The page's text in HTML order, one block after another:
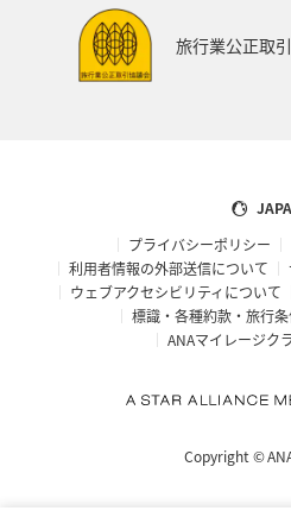
旅行業公正取
プライバシーポリシー
利用者情報の外部送信について
ウェブアクセシビリティについて
標識・各種約款・旅行
ANAマイレージク
Copyright ©